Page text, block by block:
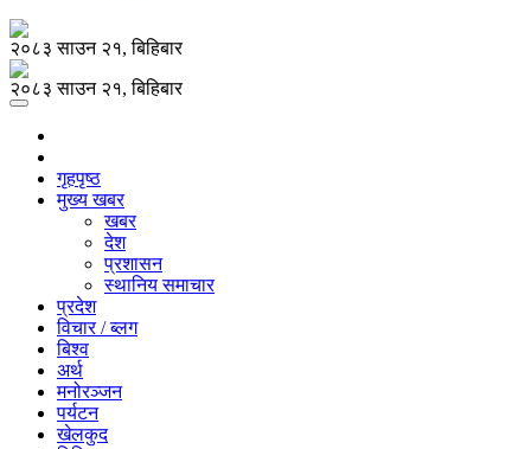
२०८३ साउन २१, बिहिबार
२०८३ साउन २१, बिहिबार
गृहपृष्ठ
मुख्य खबर
खबर
देश
प्रशासन
स्थानिय समाचार
प्रदेश
विचार / ब्लग
बिश्व
अर्थ
मनोरञ्जन
पर्यटन
खेलकुद